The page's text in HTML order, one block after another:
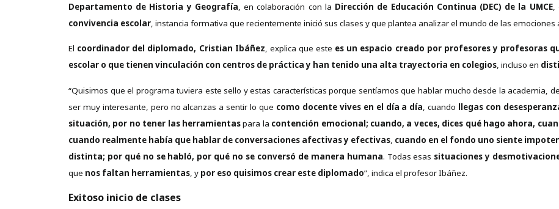
Departamento de Historia y Geografía, en colaboración con la Dirección de Educación Continua (DEC) de la UMCE,
convivencia escolar, instancia formativa que recientemente inició sus clases y que plantea analizar el mundo de las emociones
El coordinador del diplomado, Cristian Ibáñez, explica que este es un espacio creado por profesores y profesoras
escolar o que tienen vinculación con centros de práctica y han tenido una alta trayectoria en colegios, incluso en
“Quisimos que el programa tuviera este sello y estas características porque sentíamos que hablar mucho desde la academia,
ser muy interesante, pero no alcanzas a sentir lo que como docente vives en el día a día, cuando llegas con
situación, por no tener las herramientaspara la contención emocional; cuando, a veces, dices qué hago ahora,
cuando realmente había que hablar de conversaciones afectivas y efectivas, cuando en el fondo uno siente
distinta; por qué no se habló, por qué no se conversó de manera humana. Todas esas situaciones y
que nos faltan herramientas, y por eso quisimos crear este diplomado”, indica el profesor Ibáñez.
Exitoso inicio de clases